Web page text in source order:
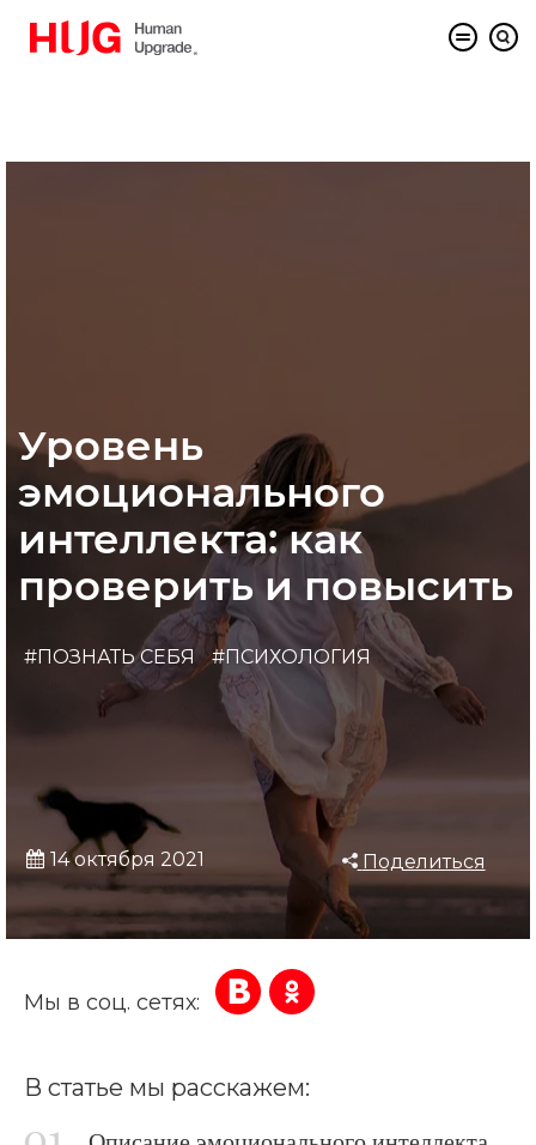
Уровень
эмоционального
интеллекта: как
проверить и повысить
#ПОЗНАТЬ СЕБЯ #ПСИХОЛОГИЯ
14 октября 2021 Поделиться
Мы в соц. сетях:
В статье мы расскажем: